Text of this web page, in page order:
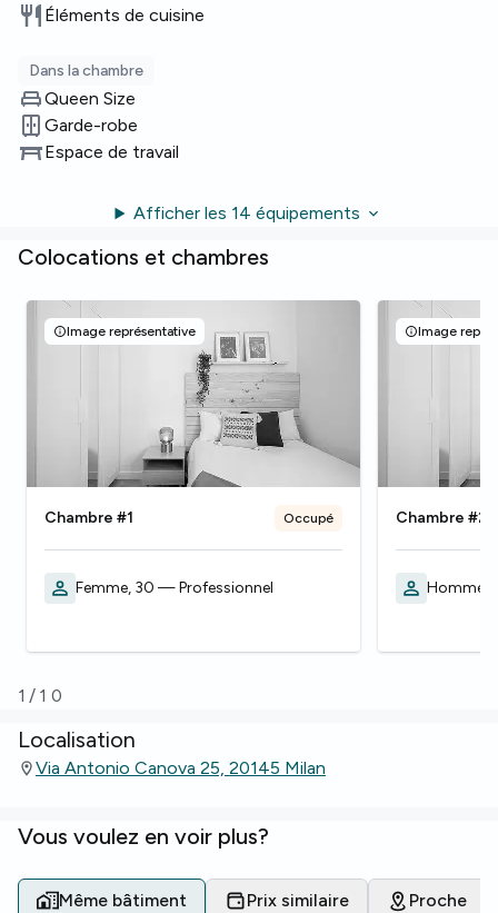
Éléments de cuisine
Dans la chambre
Queen Size
Garde-robe
Espace de travail
Afficher les 14 équipements
Colocations et chambres
Image représentative
Chambre #1 Occupé
Femme, 30 — Professionnel
Image
Chambre #2
Homme,
1/ 10
Localisation
Via Antonio Canova 25, 20145 Milan
Vous voulez en voir plus?
Même bâtiment Prix similaire Proche